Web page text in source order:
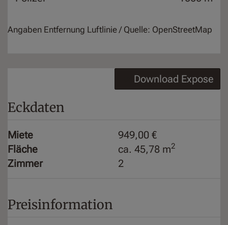
Angaben Entfernung Luftlinie / Quelle: OpenStreetMap
Download Expose
Eckdaten
Miete
949,00 €
Fläche
ca. 45,78 m2
Zimmer 2
Preisinformation